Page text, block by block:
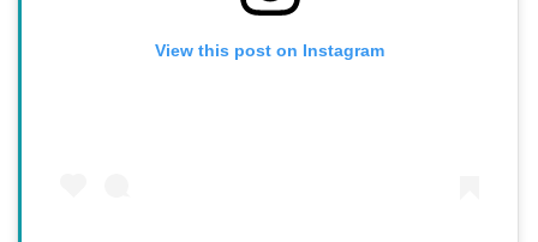
View this post on Instagram